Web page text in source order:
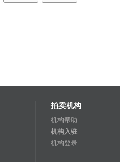
拍卖机构
机构帮助
机构入驻
机构登录